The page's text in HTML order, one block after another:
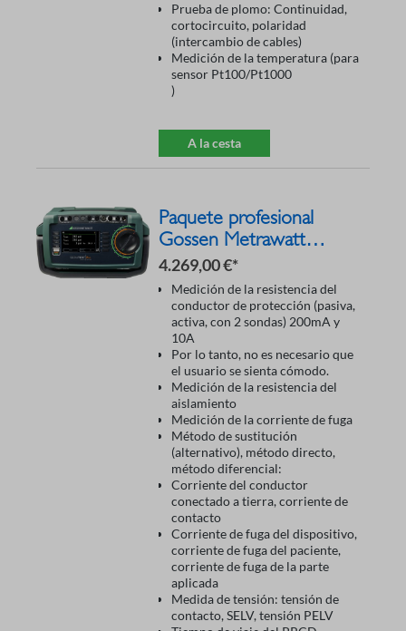
Prueba de plomo: Continuidad,
cortocircuito, polaridad
(intercambio de cables)
Medición de la temperatura (para
sensor Pt100/Pt1000
)
A la cesta
Paquete profesional
Gossen Metrawatt
Secutest ST PRO M708B
4.269,00 €*
Medición de la resistencia del
conductor de protección (pasiva,
activa, con 2 sondas) 200mA y
10A
Por lo tanto, no es necesario que
el usuario se sienta cómodo.
Medición de la resistencia del
aislamiento
Medición de la corriente de fuga
Método de sustitución
(alternativo), método directo,
método diferencial:
Corriente del conductor
conectado a tierra, corriente de
contacto
Corriente de fuga del dispositivo,
corriente de fuga del paciente,
corriente de fuga de la parte
aplicada
Medida de tensión: tensión de
contacto, SELV, tensión PELV